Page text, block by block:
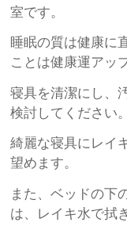
室です。
睡眠の質は健康に
ことは健康運アッ
寝具を清潔にし、
検討してください。
綺麗な寝具にレイ
望めます。
また、ベッドの下
は、レイキ水で拭